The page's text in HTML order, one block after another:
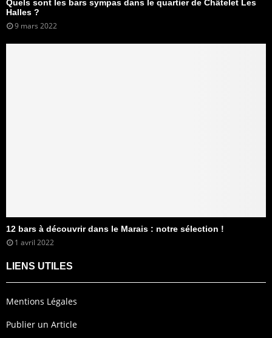
Quels sont les bars sympas dans le quartier de Châtelet Les
Halles ?
9 mars 2022
12 bars à découvrir dans le Marais : notre sélection !
1 avril 2022
LIENS UTILES
Mentions Légales
Publier un Article